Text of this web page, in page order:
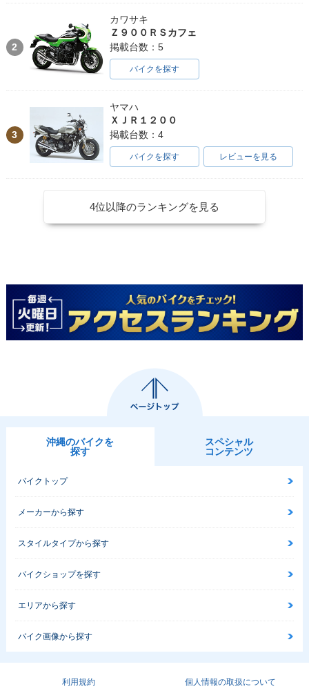
2
カワサキ
Ｚ９００ＲＳカフェ
掲載台数：5
バイクを探す
3
ヤマハ
ＸＪＲ１２００
掲載台数：4
バイクを探す レビューを見る
4位以降のランキングを見る
沖縄のバイクを
探す
スペシャル
コンテンツ
バイクトップ
メーカーから探す
スタイルタイプから探す
バイクショップを探す
エリアから探す
バイク画像から探す
利用規約 個人情報の取扱について